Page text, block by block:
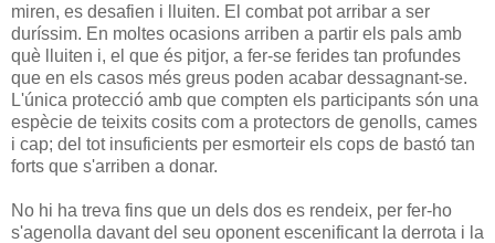
miren, es desafien i lluiten. El combat pot arribar a ser
duríssim. En moltes ocasions arriben a partir els pals amb
què lluiten i, el que és pitjor, a fer-se ferides tan profundes
que en els casos més greus poden acabar dessagnant-se.
L'única protecció amb que compten els participants són una
espècie de teixits cosits com a protectors de genolls, cames
i cap; del tot insuficients per esmorteir els cops de bastó tan
forts que s'arriben a donar.
No hi ha treva fins que un dels dos es rendeix, per fer-ho
s'agenolla davant del seu oponent escenificant la derrota i la